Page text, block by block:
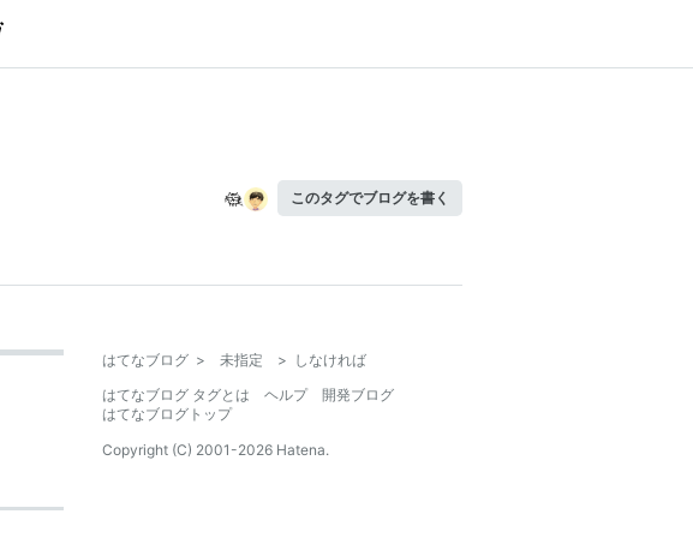
このタグでブログを書く
はてなブログ > 未指定 > しなければ
はてなブログ タグとは
ヘルプ
開発ブログ
はてなブログトップ
Copyright (C) 2001-2026 Hatena.